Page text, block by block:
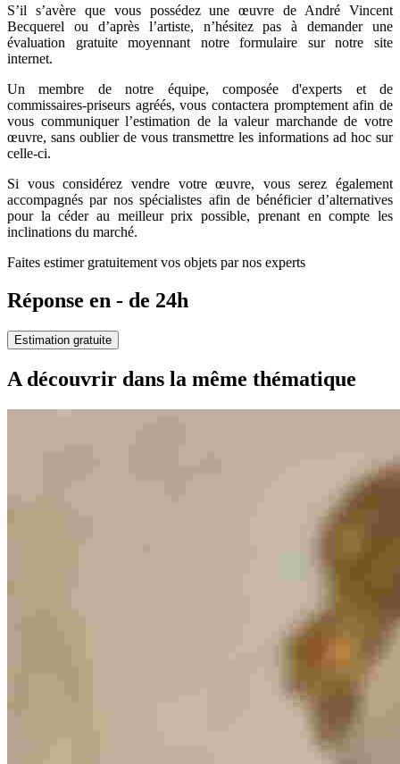
S’il s’avère que vous possédez une œuvre de André Vincent
Becquerel ou d’après l’artiste, n’hésitez pas à demander une
évaluation gratuite moyennant notre formulaire sur notre site
internet.
Un membre de notre équipe, composée d'experts et de
commissaires-priseurs agréés, vous contactera promptement afin de
vous communiquer l’estimation de la valeur marchande de votre
œuvre, sans oublier de vous transmettre les informations ad hoc sur
celle-ci.
Si vous considérez vendre votre œuvre, vous serez également
accompagnés par nos spécialistes afin de bénéficier d’alternatives
pour la céder au meilleur prix possible, prenant en compte les
inclinations du marché.
Faites estimer gratuitement vos objets par nos experts
Réponse en - de 24h
Estimation gratuite
A découvrir dans la même thématique